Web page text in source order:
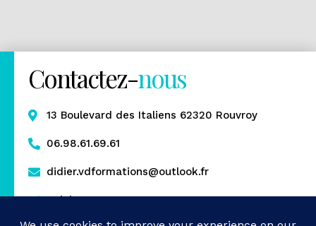
Contactez-nous
13 Boulevard des Italiens 62320 Rouvroy
06.98.61.69.61
didier.vdformations@outlook.fr
Rejoignez-nous